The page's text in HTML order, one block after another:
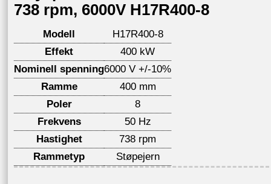
738 rpm, 6000V H17R400-8
Modell
H17R400-8
Effekt
400 kW
Nominell spenning6000 V +/-10%
Ramme
400 mm
Poler
8
Frekvens
50 Hz
Hastighet
738 rpm
Rammetyp
Støpejern